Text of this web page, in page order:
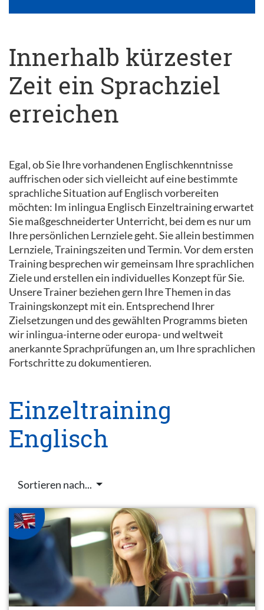
Innerhalb kürzester
Zeit ein Sprachziel
erreichen
Egal, ob Sie Ihre vorhandenen Englischkenntnisse
auffrischen oder sich vielleicht auf eine bestimmte
sprachliche Situation auf Englisch vorbereiten
möchten: Im inlingua Englisch Einzeltraining erwartet
Sie maßgeschneiderter Unterricht, bei dem es nur um
Ihre persönlichen Lernziele geht. Sie allein bestimmen
Lernziele, Trainingszeiten und Termin. Vor dem ersten
Training besprechen wir gemeinsam Ihre sprachlichen
Ziele und erstellen ein individuelles Konzept für Sie.
Unsere Trainer beziehen gern Ihre Themen in das
Trainingskonzept mit ein. Entsprechend Ihrer
Zielsetzungen und des gewählten Programms bieten
wir inlingua-interne oder europa- und weltweit
anerkannte Sprachprüfungen an, um Ihre sprachlichen
Fortschritte zu dokumentieren.
Einzeltraining
Englisch
Sortieren nach...